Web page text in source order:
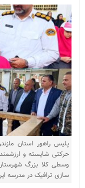
پلیس راهور استان
حرکتی شایسته و
وسطی کلا بزرگ
سازی ترافیک در مدرسه